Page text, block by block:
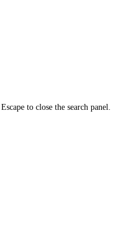
Escape to close the search panel.